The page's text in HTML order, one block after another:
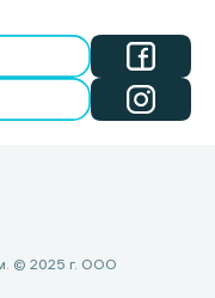
© 2025 г. ООО